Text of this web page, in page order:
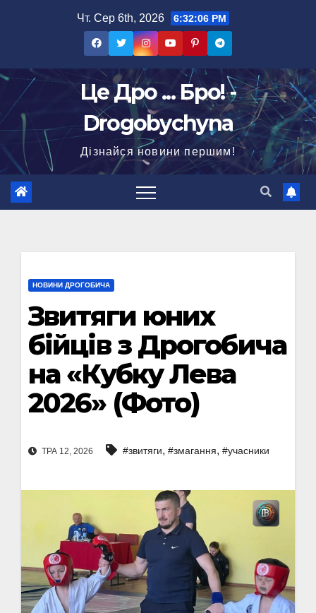
Чт. Сер 6th, 2026 6:32:08 PM
Це Дро ... Бро! -
Drogobychyna
Дізнайся новини першим!
НОВИНИ ДРОГОБИЧА
Звитяги юних
бійців з Дрогобича
на «Кубку Лева
2026» (Фото)
ТРА 12, 2026 #звитяги, #змагання, #учасники